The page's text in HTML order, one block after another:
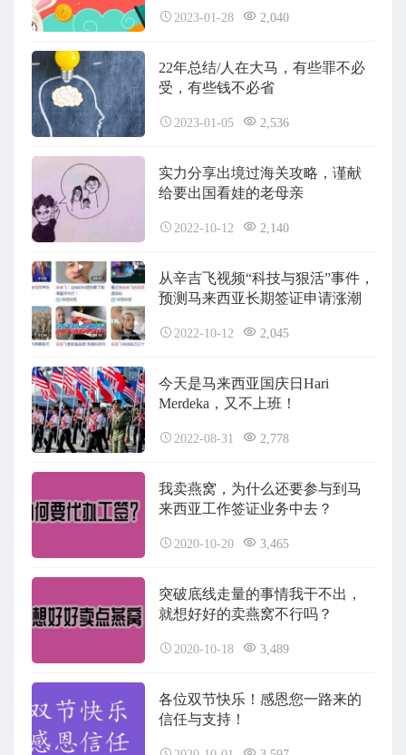
2023-01-28 2,040
22年总结/人在大马，有些罪不必
受，有些钱不必省
2023-01-05 2,536
实力分享出境过海关攻略，谨献
给要出国看娃的老母亲
2022-10-12 2,140
从辛吉飞视频“科技与狠活”事件，
预测马来西亚长期签证申请涨潮
2022-10-12 2,045
今天是马来西亚国庆日Hari
Merdeka，又不上班！
2022-08-31 2,778
我卖燕窝，为什么还要参与到马
来西亚工作签证业务中去？
2020-10-20 3,465
突破底线走量的事情我干不出，
就想好好的卖燕窝不行吗？
2020-10-18 3,489
各位双节快乐！感恩您一路来的
信任与支持！